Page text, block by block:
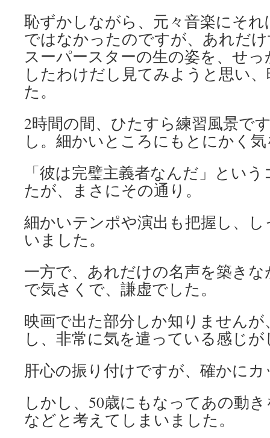
ッ恥ずかしながら、元々音楽にそ
ではなかったのですが、あれだ
スーパースターの生の姿を、せ
したわけだし見てみようと思い
た。
2時間の間、ひたすら練習風景で
し。細かいところにもとにかく
「彼は完璧主義者なんだ」とい
たが、まさにその通り。
細かいテンポや演出も把握し、
いました。
一方で、あれだけの名声を築き
で気さくで、謙虚でした。
映画で出た部分しか知りません
し、非常に気を遣っている感じ
肝心の振り付けですが、確かに
しかし、50歳にもなってあの動
などと考えてしまいました。